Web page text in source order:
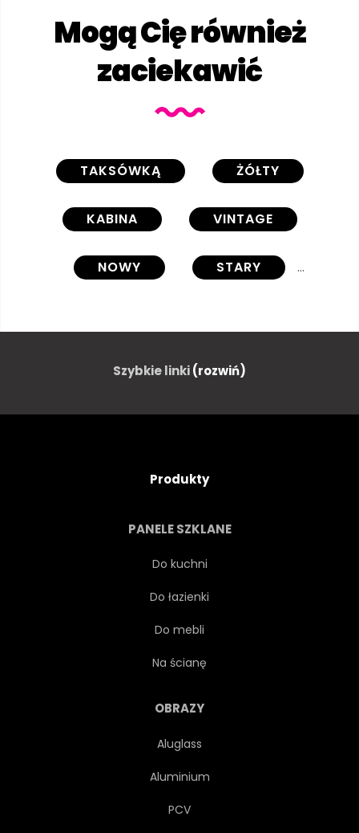
Mogą Cię również
zaciekawić
TAKSÓWKĄ ŻÓŁTY
KABINA VINTAGE
NOWY STARY
NA BIAŁYM TLE STARODAWNY
GRÓD RETRO
SAMOCHODÓW
PRZEJAŻDŻKA
TRANSPORT
Szybkie linki(rozwiń)
Produkty
PANELE SZKLANE
Do kuchni
Do łazienki
Do mebli
Na ścianę
OBRAZY
Aluglass
Aluminium
PCV